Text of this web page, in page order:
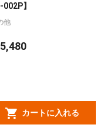
002P】
他
カートに入れる